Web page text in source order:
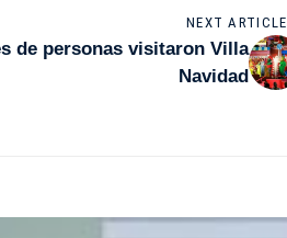
NEXT ARTICLE
de personas visitaron Villa
Navidad